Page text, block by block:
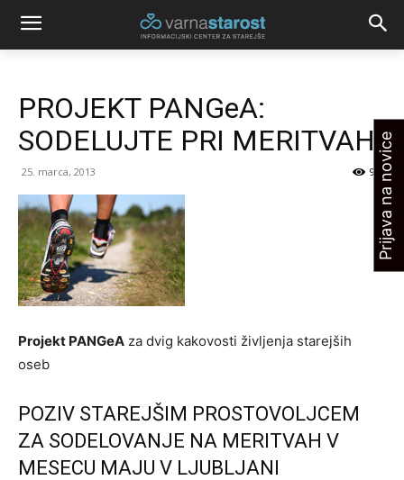
PROJEKT PANGeA:
SODELUJTE PRI MERITVAH!
25. marca, 2013 903
Projekt PANGeA za dvig kakovosti življenja starejših
oseb
POZIV STAREJŠIM PROSTOVOLJCEM
ZA SODELOVANJE NA MERITVAH V
MESECU MAJU V LJUBLJANI
Prijava na novice